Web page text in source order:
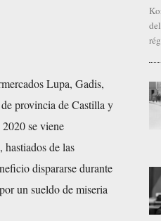
Lupa, Gadis,
provincia de Castilla y
se viene
de las
dispararse durante
un sueldo de miseria